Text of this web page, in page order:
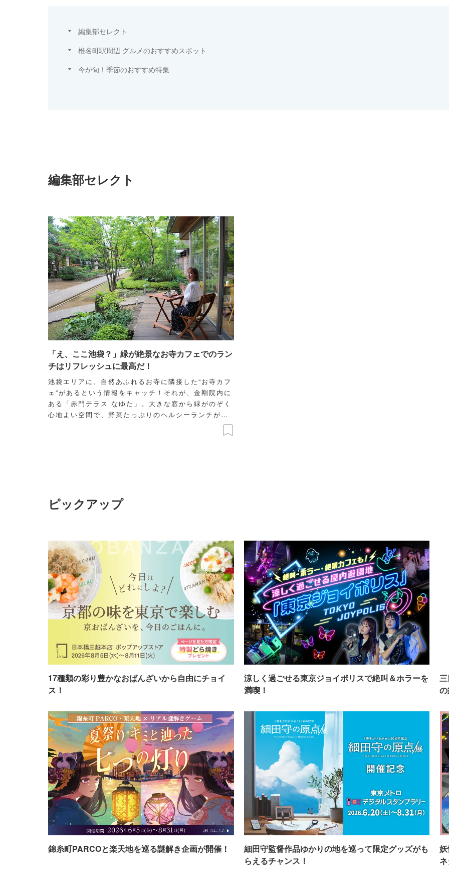
編集部セレクト
椎名町駅周辺 グルメのおすすめスポット
今が旬！季節のおすすめ特集
編集部セレクト
「え、ここ池袋？」緑が絶景なお寺カフェでのラン
チはリフレッシュに最高だ！
池袋エリアに、自然あふれるお寺に隣接した“お寺カフ
ェ”があるという情報をキャッチ！それが、金剛院内に
ある「赤門テラス なゆた」。大きな窓から緑がのぞく
心地よい空間で、野菜たっぷりのヘルシーランチが食
べられるというカフェは、一人でのんびり過ごしたい
ときにピッタリです♪今回は、モデルで御朱印ガール
ピックアップ
17種類の彩り豊かなおばんざいから自由にチョイ
ス！
涼しく過ごせる東京ジョイポリスで絶叫＆ホラーを
満喫！
錦糸町PARCOと楽天地を巡る謎解き企画が開催！
細田守監督作品ゆかりの地を巡って限定グッズがも
らえるチャンス！